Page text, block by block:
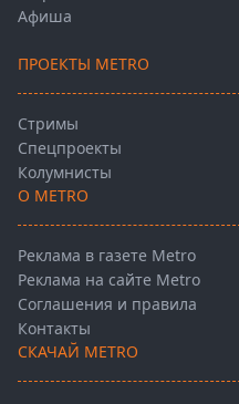
Афиша
ПРОЕКТЫ METRO
Стримы
Спецпроекты
Колумнисты
О METRO
Реклама в газете Metro
Реклама на сайте Metro
Соглашения и правила
Контакты
СКАЧАЙ METRO